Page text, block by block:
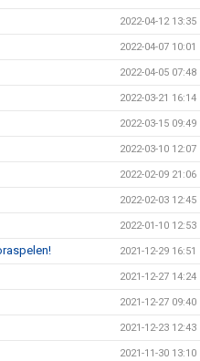
2022-04-12 13:35
2022-04-07 10:01
2022-04-05 07:48
2022-03-21 16:14
2022-03-15 09:49
2022-03-10 12:07
2022-02-09 21:06
2022-02-03 12:45
2022-01-10 12:53
2021-12-29 16:51
2021-12-27 14:24
2021-12-27 09:40
2021-12-23 12:43
2021-11-30 13:10